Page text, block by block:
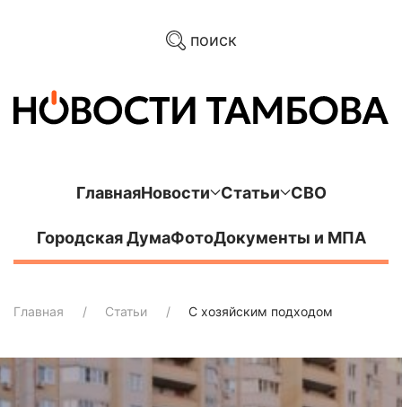
поиск
ГлавнаяНовости Статьи СВО
Городская ДумаФотоДокументы и МПА
Главная Статьи С хозяйским подходом